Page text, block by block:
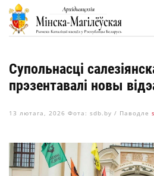
Skip to main content
Супольнасці
прэзентавалі новы
13 лютага, 2026 Фота: sdb.by / Паводле